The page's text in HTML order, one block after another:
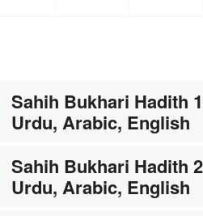
Sahih Bukhari Hadith
Urdu, Arabic, English
Sahih Bukhari Hadith
Urdu, Arabic, English